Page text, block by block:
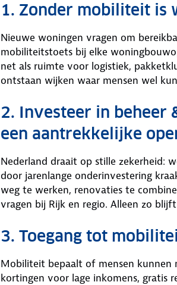
1. Zonder mobiliteit is
Nieuwe woningen vragen om
mobiliteitstoets bij elke
net als ruimte voor logistiek,
ontstaan wijken waar mensen wel
2. Investeer in beheer
een aantrekkelijke
Nederland draait op stille zekerheid:
door jarenlange onderinvestering
weg te werken, renovaties te
vragen bij Rijk en regio. Alleen zo
3. Toegang tot
Mobiliteit bepaalt of mensen kunnen
kortingen voor lage inkomens, gratis